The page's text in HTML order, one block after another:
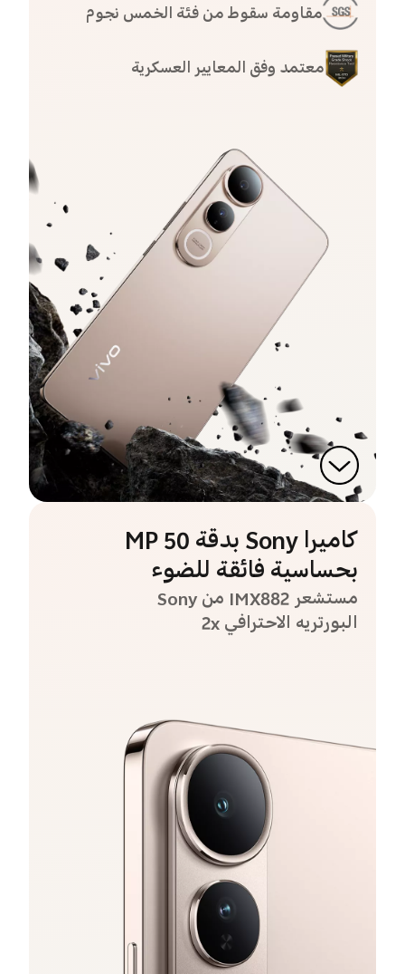
مقاومة سقوط من فئة الخمس نجوم
معتمد وفق المعايير العسكرية
كاميرا Sony بدقة 50 MP
بحساسية فائقة للضوء
مستشعر IMX882 من Sony
البورتريه الاحترافي 2x